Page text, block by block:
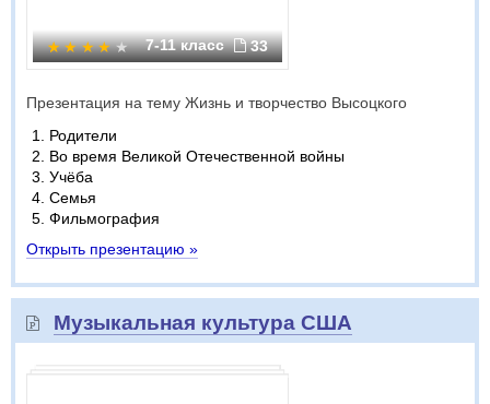
7-11 класс 33
Презентация на тему Жизнь и творчество Высоцкого
Родители
Во время Великой Отечественной войны
Учёба
Семья
Фильмография
Открыть презентацию »
Музыкальная культура США